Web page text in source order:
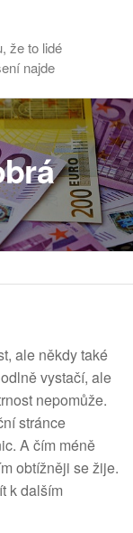
že to lidé
najde
ale někdy také
vystačí, ale
nepomůže.
stránce
A čím méně
obtížněji se žije.
k dalším